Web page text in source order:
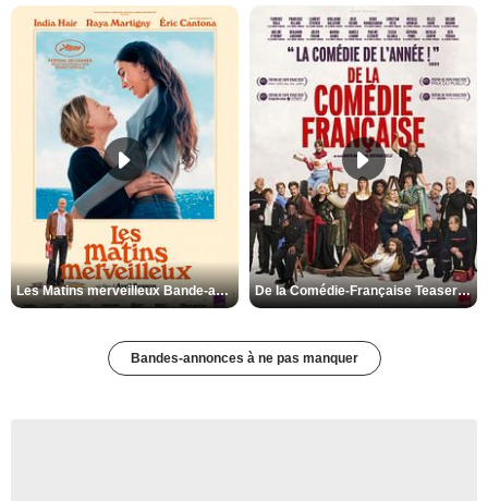
Les Matins merveilleux Bande-annonce VF De la Comédie-Française Teaser VF
Bandes-annonces à ne pas manquer